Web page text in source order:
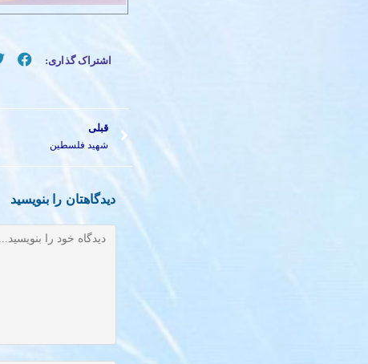
اشتراک گذاری:
قبلی
شهید فلسطین
دیدگاهتان را بنویسید